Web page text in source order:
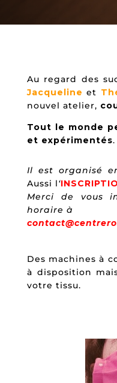
Au regard des
Jacqueline et
nouvel atelier,
Tout le monde
et expérimentés.
Il est organisé
Aussi l‘
Merci de vous
horaire à
Des machines à
à disposition
votre tissu.